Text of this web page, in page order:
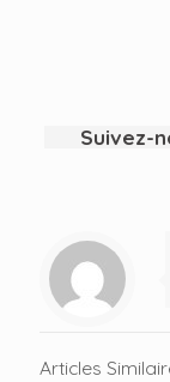
Suivez-
Articles